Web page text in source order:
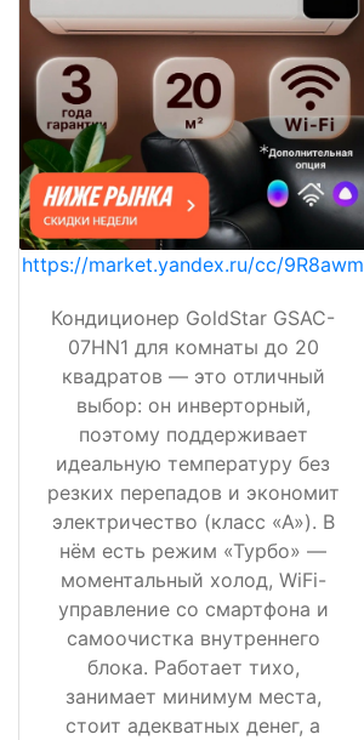
https://market.yandex.ru/cc/9R8awm
Кондиционер GoldStar GSAC-
07HN1 для комнаты до 20
квадратов — это отличный
выбор: он инверторный,
поэтому поддерживает
идеальную температуру без
резких перепадов и экономит
электричество (класс «А»). В
нём есть режим «Турбо» —
моментальный холод, WiFi-
управление со смартфона и
самоочистка внутреннего
блока. Работает тихо,
занимает минимум места,
стоит адекватных денег, а